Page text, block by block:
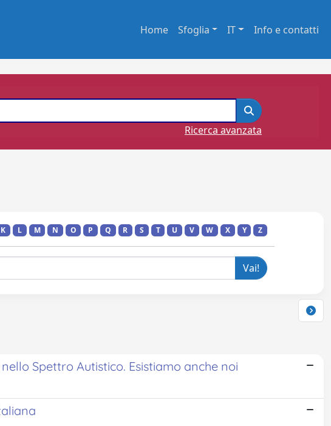
Home Sfoglia IT Info e contatti
Ricerca avanzata
K L M N O P Q R S T U V W X Y Z
Spettro Autistico. Esistiamo anche noi